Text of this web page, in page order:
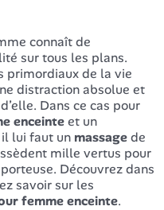
connaît de
sur tous les plans.
primordiaux de la vie
distraction absolue et
Dans ce cas pour
enceinteet un
lui faut un massagede
mille vertus pour
Découvrez dans
savoir sur les
femme enceinte.